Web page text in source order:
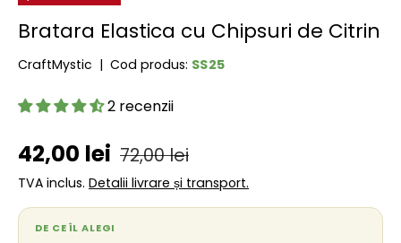
Bratara Elastica cu Chipsuri de Citrin
CraftMystic | Cod produs: SS25
2 recenzii
Preț de vânzare
42,00 lei Preț obișnuit
72,00 lei
TVA inclus. Detalii livrare și transport.
DE CE ÎL ALEGI